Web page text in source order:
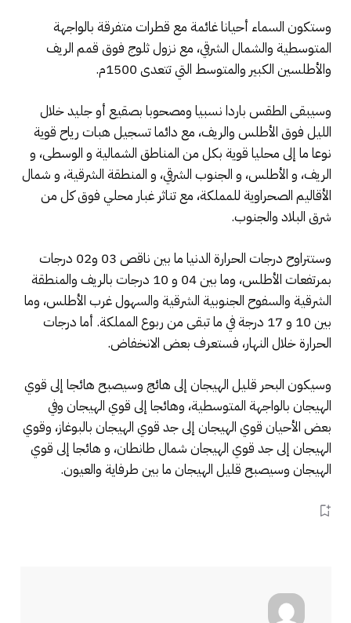
وستكون السماء أحيانا غائمة مع قطرات متفرقة بالواجهة
المتوسطية والشمال الشرقي، مع نزول ثلوج فوق قمم الريف
والأطلسين الكبير والمتوسط التي تتعدى 1500م.
وسيبقى الطقس باردا نسبيا ومصحوبا بصقيع أو جليد خلال
الليل فوق الأطلس والريف، مع دائما تسجيل هبات رياح قوية
نوعا ما إلى محليا قوية بكل من المناطق الشمالية و الوسطى، و
الريف، و الأطلس، و الجنوب الشرقي، و المنطقة الشرقية، و شمال
الأقاليم الصحراوية للمملكة، مع تناثر غبار محلي فوق كل من
شرق البلاد والجنوب.
وستتراوح درجات الحرارة الدنيا ما بين ناقص 03 و02 درجات
بمرتفعات الأطلس، وما بين 04 و 10 درجات بالريف والمنطقة
الشرقية والسفوح الجنوبية الشرقية والسهول غرب الأطلس، وما
بين 10 و 17 درجة في ما تبقى من ربوع المملكة. أما درجات
الحرارة خلال النهار، فستعرف بعض الانخفاض.
وسيكون البحر قليل الهيجان إلى هائج وسيصبح هائجا إلى قوي
الهيجان بالواجهة المتوسطية، وهائجا إلى قوي الهيجان وفي
بعض الأحيان قوي الهيجان إلى جد قوي الهيجان بالبوغاز، وقوي
الهيجان إلى جد قوي الهيجان شمال طانطان، و هائجا إلى قوي
الهيجان وسيصبح قليل الهيجان ما بين طرفاية والعيون.